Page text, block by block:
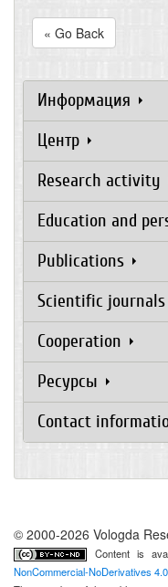
« Go Back
Информация
Центр
Research activity
Education and
Publications
Scientific journals
Cooperation
Ресурсы
Contact
© 2000-2026 Vologda
Content is
NonCommercial-NoDerivatives